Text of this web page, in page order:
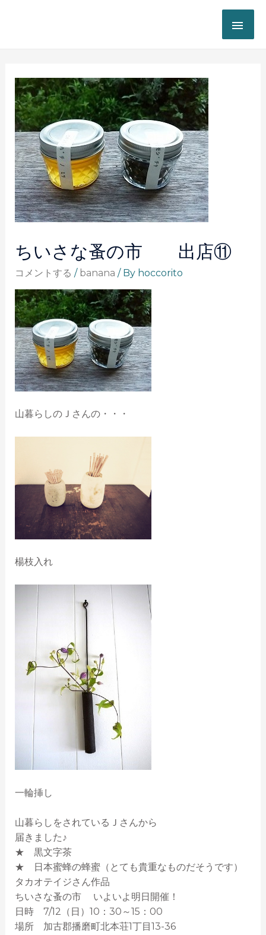
ちいさな蚤の市 出店⑪
コメントする / banana / By hoccorito
山暮らしのＪさんの・・・
楊枝入れ
一輪挿し
山暮らしをされているＪさんから
届きました♪
★ 黒文字茶
★ 日本蜜蜂の蜂蜜（とても貴重なものだそうです）
タカオテイジさん作品
ちいさな蚤の市 いよいよ明日開催！
日時 7/12（日）10：30～15：00
場所 加古郡播磨町北本荘1丁目13-36